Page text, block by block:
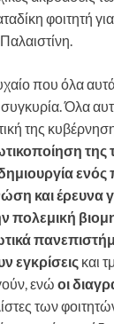
φοιτητή
που όλα
Όλα
της
της
ενός
και έρευνα
πολεμική
εγκρίσεις και
ενώ οι
λίστες των